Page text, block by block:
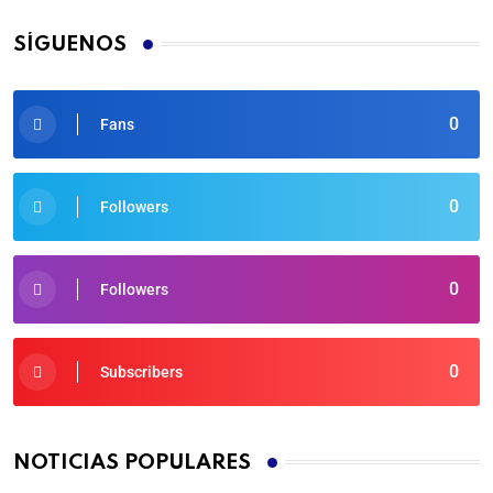
SÍGUENOS
0
Fans
0
Followers
0
Followers
0
Subscribers
NOTICIAS POPULARES